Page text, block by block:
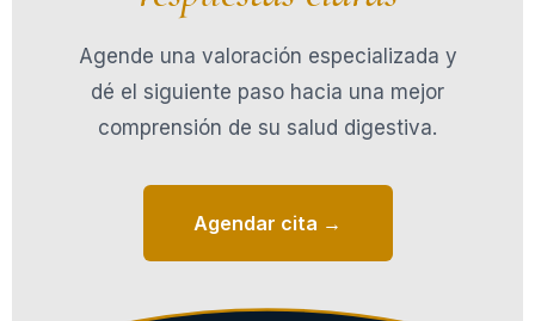
Agende una valoración especializada y
dé el siguiente paso hacia una mejor
comprensión de su salud digestiva.
Agendar cita →